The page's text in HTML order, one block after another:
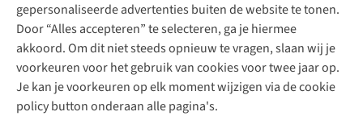
gepersonaliseerde advertenties buiten de website te tonen.
Door “Alles accepteren” te selecteren, ga je hiermee
akkoord. Om dit niet steeds opnieuw te vragen, slaan wij je
voorkeuren voor het gebruik van cookies voor twee jaar op.
Je kan je voorkeuren op elk moment wijzigen via de cookie
policy button onderaan alle pagina's.
Disclaimer Privacy Policy
Algemene voorwaarden